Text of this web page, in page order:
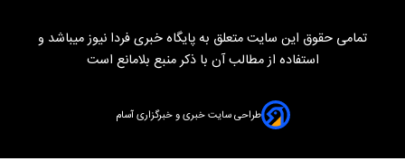
تمامی حقوق این سایت متعلق به پایگاه خبری فردا نیوز میباشد و
استفاده از مطالب آن با ذکر منبع بلامانع است
طراحی سایت خبری و خبرگزاری آسام